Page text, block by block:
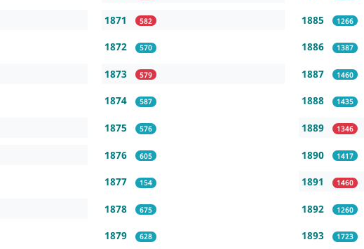
1871 582
1872 570
1873 579
1874 587
1875 576
1876 605
1877 154
1878 675
1879 628
1885 1266
1886 1387
1887 1460
1888 1435
1889 1346
1890 1417
1891 1460
1892 1260
1893 1723